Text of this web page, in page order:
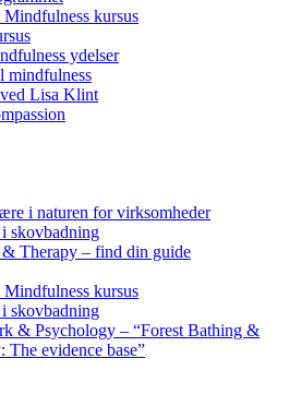
kursus
ydelser
mindfulness
Lisa Klint
i naturen for virksomheder
skovbadning
Therapy – find din guide
kursus
skovbadning
& Psychology – “Forest Bathing &
The evidence base”